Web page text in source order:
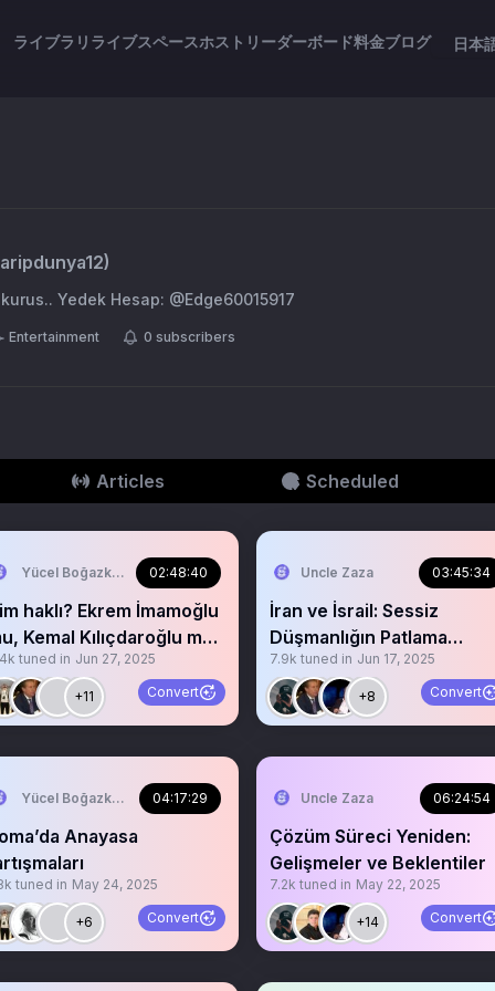
ライブラリ ライブスペースホスト リーダーボード料金ブログ 日本
)
Yedek Hesap: @Edge60015917
Entertainment 0 subscribers
Articles Scheduled
Yücel Boğazkaya 02:48:40
haklı? Ekrem İmamoğlu
Kemal Kılıçdaroğlu mu?
tuned in Jun 27, 2025
+11 Convert
Uncle Zaza 03:45:34
İran ve İsrail: Sessiz
Düşmanlığın Patlama
Noktası
7.9k tuned in Jun 17, 2025
+8 Convert
Yücel Boğazkaya 04:17:29
Anayasa
tuned in May 24, 2025
+6 Convert
Uncle Zaza 06:24:54
Çözüm Süreci Yeniden:
Gelişmeler ve Beklentiler
7.2k tuned in May 22, 2025
+14 Convert